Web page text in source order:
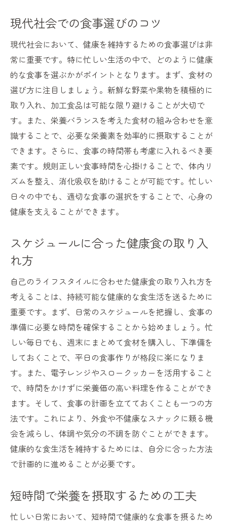
現代社会での食事選びのコツ
現代社会において、健康を維持するための食事選びは非
常に重要です。特に忙しい生活の中で、どのように健康
的な食事を選ぶかがポイントとなります。まず、食材の
選び方に注目しましょう。新鮮な野菜や果物を積極的に
取り入れ、加工食品は可能な限り避けることが大切で
す。また、栄養バランスを考えた食材の組み合わせを意
識することで、必要な栄養素を効率的に摂取することが
できます。さらに、食事の時間帯も考慮に入れるべき要
素です。規則正しい食事時間を心掛けることで、体内リ
ズムを整え、消化吸収を助けることが可能です。忙しい
日々の中でも、適切な食事の選択をすることで、心身の
健康を支えることができます。
スケジュールに合った健康食の取り入
れ方
自己のライフスタイルに合わせた健康食の取り入れ方を
考えることは、持続可能な健康的な食生活を送るために
重要です。まず、日常のスケジュールを把握し、食事の
準備に必要な時間を確保することから始めましょう。忙
しい毎日でも、週末にまとめて食材を購入し、下準備を
しておくことで、平日の食事作りが格段に楽になりま
す。また、電子レンジやスロークッカーを活用すること
で、時間をかけずに栄養価の高い料理を作ることができ
ます。そして、食事の計画を立てておくことも一つの方
法です。これにより、外食や不健康なスナックに頼る機
会を減らし、体調や気分の不調を防ぐことができます。
健康的な食生活を維持するためには、自分に合った方法
で計画的に進めることが必要です。
短時間で栄養を摂取するための工夫
忙しい日常において、短時間で健康的な食事を摂るため